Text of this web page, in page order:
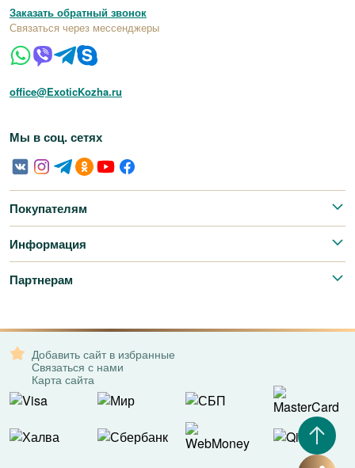
Заказать обратный звонок
Связаться через мессенджеры
office@ExoticKozha.ru
Мы в соц. сетях
Покупателям
Информация
Партнерам
Добавить сайт в избранные
Связаться с нами
Карта сайта